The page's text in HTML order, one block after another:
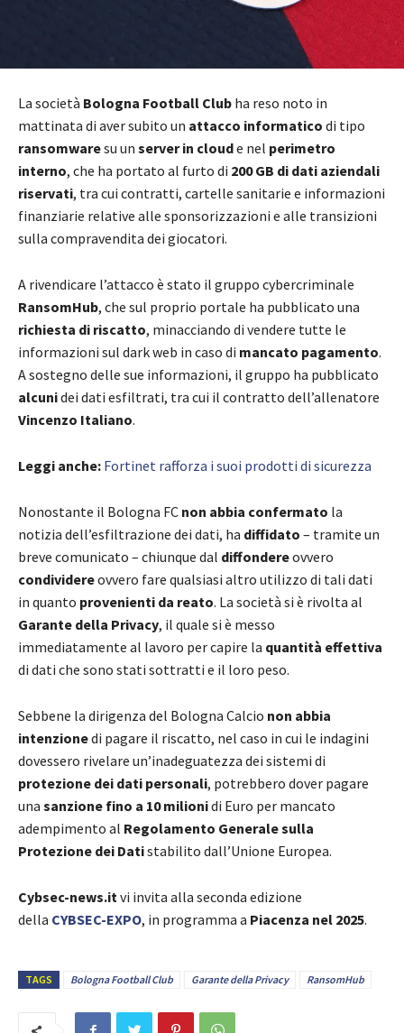
La società Bologna Football Club ha reso noto in
mattinata di aver subito un attacco informatico di tipo
ransomwaresu un server in cloude nel perimetro
interno, che ha portato al furto di 200 GB di dati aziendali
riservati, tra cui contratti, cartelle sanitarie e informazioni
finanziarie relative alle sponsorizzazioni e alle transizioni
sulla compravendita dei giocatori.
A rivendicare l’attacco è stato il gruppo cybercriminale
RansomHub, che sul proprio portale ha pubblicato una
richiesta di riscatto, minacciando di vendere tutte le
informazioni sul dark web in caso di mancato pagamento.
A sostegno delle sue informazioni, il gruppo ha pubblicato
alcunidei dati esfiltrati, tra cui il contratto dell’allenatore
Vincenzo Italiano.
Leggi anche: Fortinet rafforza i suoi prodotti di sicurezza
Nonostante il Bologna FC non abbia confermato la
notizia dell’esfiltrazione dei dati, ha diffidato – tramite un
breve comunicato – chiunque dal diffondereovvero
condividereovvero fare qualsiasi altro utilizzo di tali dati
in quanto provenienti da reato. La società si è rivolta al
Garante della Privacy, il quale si è messo
immediatamente al lavoro per capire la quantità effettiva
di dati che sono stati sottratti e il loro peso.
Sebbene la dirigenza del Bologna Calcio non abbia
intenzionedi pagare il riscatto, nel caso in cui le indagini
dovessero rivelare un’inadeguatezza dei sistemi di
protezione dei dati personali, potrebbero dover pagare
una sanzione fino a 10 milionidi Euro per mancato
adempimento al Regolamento Generale sulla
Protezione dei Datistabilito dall’Unione Europea.
Cybsec-news.itvi invita alla seconda edizione
della CYBSEC-EXPO, in programma a Piacenza nel 2025.
TAGS Bologna Football Club Garante della Privacy RansomHub